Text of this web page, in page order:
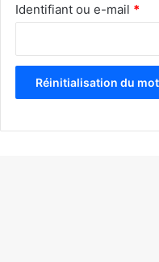
Identifiant ou e-mail *
Réinitialisation du